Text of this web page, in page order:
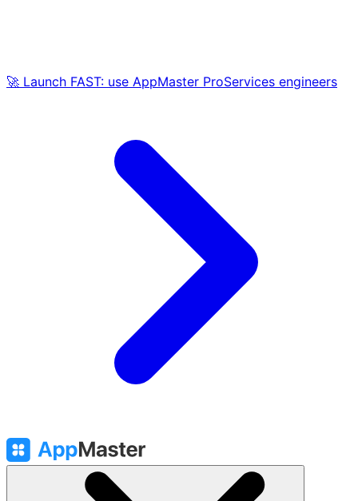
🚀 Launch FAST: use AppMaster ProServices engineers